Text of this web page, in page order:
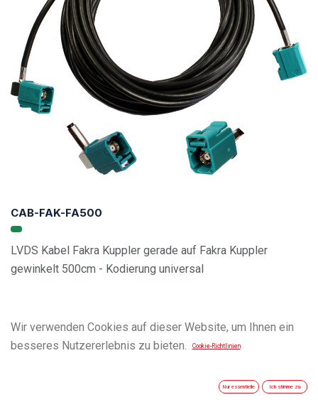
CAB-FAK-FA500
LVDS Kabel Fakra Kuppler gerade auf Fakra Kuppler
gewinkelt 500cm - Kodierung universal
Wir verwenden Cookies auf dieser Website, um Ihnen ein
besseres Nutzererlebnis zu bieten.
Cookie-Richtlinien
Nur essentielle Ich stimme zu